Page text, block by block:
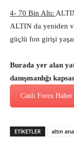
4- 70 Bin Altı:
ALTIN da yeniden
güçlü fon girişi
Burada yer alan
danışmanlığı
Canlı Forex
ETİKETLER altın